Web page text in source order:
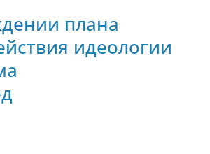
плана
идеологии